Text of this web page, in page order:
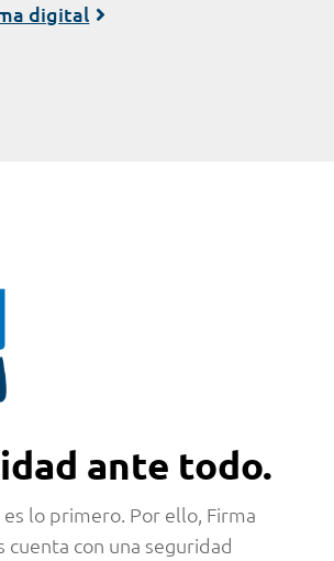
digital
ante todo.
es lo primero. Por ello, Firma
cuenta con una seguridad